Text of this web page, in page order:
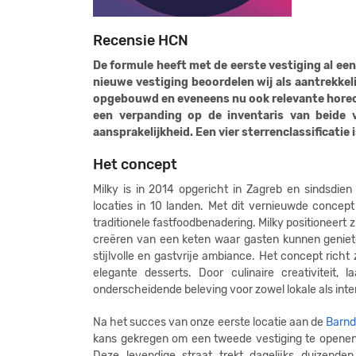
Recensie HCN
De formule heeft met de eerste vestiging al
nieuwe vestiging beoordelen wij als
opgebouwd en eveneens nu ook relevante
een verpanding op de inventaris van beide
aansprakelijkheid. Een vier
Het concept
Milky is in 2014 opgericht in Zagreb en
locaties in 10 landen. Met dit vernieuwde
traditionele fastfoodbenadering. Milky positioneert
creëren van een keten waar gasten kunnen
stijlvolle en gastvrije ambiance. Het concept
elegante desserts. Door culinaire creativiteit,
onderscheidende beleving voor zowel lokale als
Na het succes van onze eerste locatie aan de
kans gekregen om een tweede vestiging te